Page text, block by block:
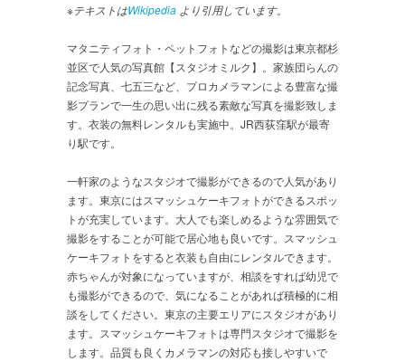
※テキストはWikipedia より引用しています。
マタニティフォト・ペットフォトなどの撮影は東京都杉
並区で人気の写真館【スタジオミルク】。家族団らんの
記念写真、七五三など、プロカメラマンによる豊富な撮
影プランで一生の思い出に残る素敵な写真を撮影致しま
す。衣装の無料レンタルも実施中。JR西荻窪駅が最寄
り駅です。
一軒家のようなスタジオで撮影ができるので人気があり
ます。東京にはスマッシュケーキフォトができるスポッ
トが充実しています。大人でも楽しめるような雰囲気で
撮影をすることが可能で居心地も良いです。スマッシュ
ケーキフォトをすると衣装も自由にレンタルできます。
赤ちゃんが対象になっていますが、相談をすれば幼児で
も撮影ができるので、気になることがあれば積極的に相
談をしてください。東京の主要エリアにスタジオがあり
ます。スマッシュケーキフォトは専門スタジオで撮影を
します。品質も良くカメラマンの対応も接しやすいで